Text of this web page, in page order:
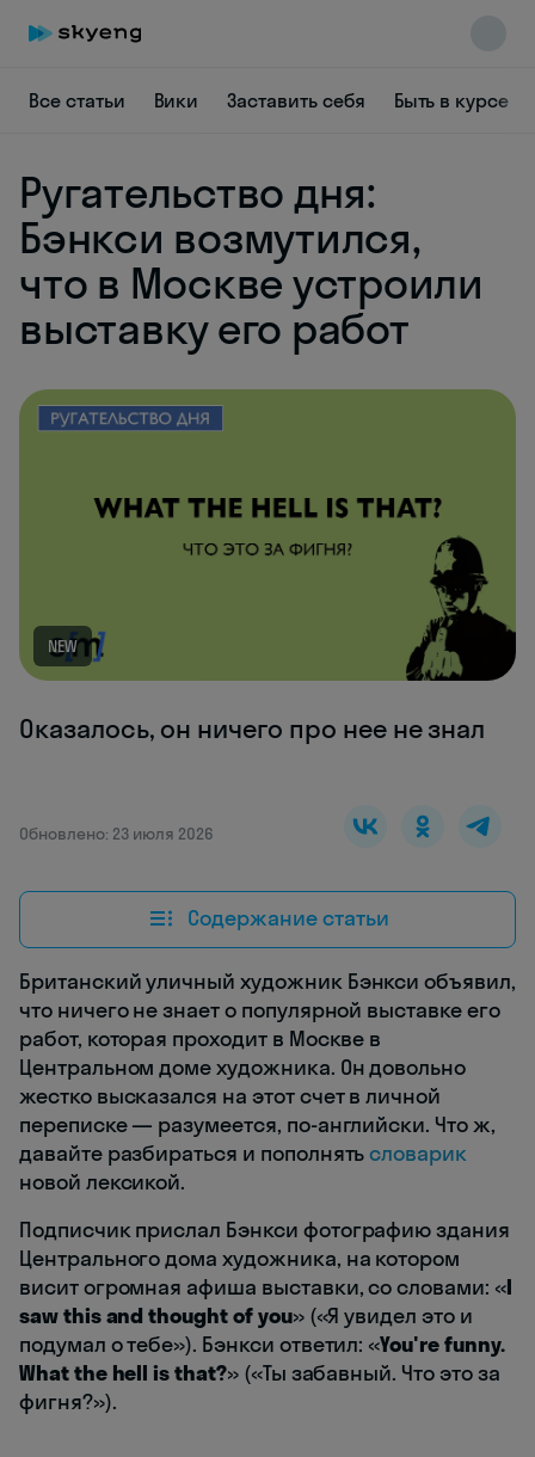
Все статьи Вики Заставить себя Быть в курсе
Ругательство дня:
Бэнкси возмутился,
что в Москве устроили
выставку его работ
NEW
Оказалось, он ничего про нее не знал
Обновлено: 23 июля 2026
Содержание статьи
Британский уличный художник Бэнкси объявил,
что ничего не знает о популярной выставке его
работ, которая проходит в Москве в
Центральном доме художника. Он довольно
жестко высказался на этот счет в личной
переписке — разумеется, по-английски. Что ж,
давайте разбираться и пополнятьсловарик
новой лексикой.
Подписчик прислал Бэнкси фотографию здания
Центрального дома художника, на котором
висит огромная афиша выставки, со словами: «I
saw this and thought of you» («Я увидел это и
подумал о тебе»). Бэнкси ответил: «You're funny.
What the hell is that?» («Ты забавный. Что это за
фигня?»).
Skyeng Chat